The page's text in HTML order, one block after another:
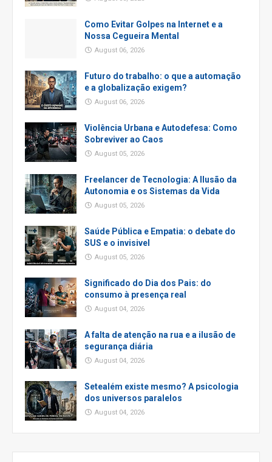
Como Evitar Golpes na Internet e a
Nossa Cegueira Mental
August 06, 2026
Futuro do trabalho: o que a automação
e a globalização exigem?
August 06, 2026
Violência Urbana e Autodefesa: Como
Sobreviver ao Caos
August 05, 2026
Freelancer de Tecnologia: A Ilusão da
Autonomia e os Sistemas da Vida
August 05, 2026
Saúde Pública e Empatia: o debate do
SUS e o invisivel
August 05, 2026
Significado do Dia dos Pais: do
consumo à presença real
August 04, 2026
A falta de atenção na rua e a ilusão de
segurança diária
August 04, 2026
Setealém existe mesmo? A psicologia
dos universos paralelos
August 04, 2026